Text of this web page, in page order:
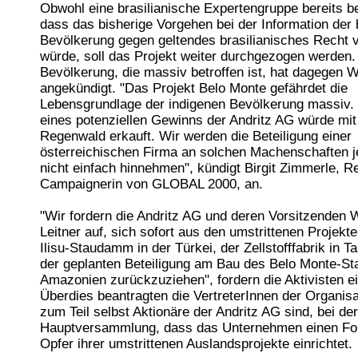
Obwohl eine brasilianische Expertengruppe bereits
dass das bisherige Vorgehen bei der Information der
Bevölkerung gegen geltendes brasilianisches Recht
würde, soll das Projekt weiter durchgezogen
Bevölkerung, die massiv betroffen ist, hat dagegen
angekündigt. "Das Projekt Belo Monte gefährdet die
Lebensgrundlage der indigenen Bevölkerung
eines potenziellen Gewinns der Andritz AG würde
Regenwald erkauft. Wir werden die Beteiligung einer
österreichischen Firma an solchen Machenschaften
nicht einfach hinnehmen", kündigt Birgit Zimmerle,
Campaignerin von GLOBAL 2000, an.
"Wir fordern die Andritz AG und deren Vorsitzenden
Leitner auf, sich sofort aus den umstrittenen
Ilisu-Staudamm in der Türkei, der Zellstofffabrik in
der geplanten Beteiligung am Bau des Belo Monte-
Amazonien zurückzuziehen", fordern die Aktivisten
Überdies beantragten die VertreterInnen der
zum Teil selbst Aktionäre der Andritz AG sind, bei der
Hauptversammlung, dass das Unternehmen einen
Opfer ihrer umstrittenen Auslandsprojekte einrichtet.